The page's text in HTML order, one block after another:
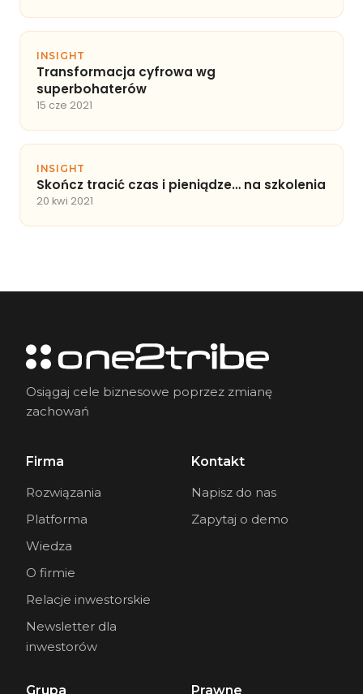
INSIGHT
Transformacja cyfrowa wg
superbohaterów
15 cze 2021
INSIGHT
Skończ tracić czas i pieniądze… na szkolenia
20 kwi 2021
Osiągaj cele biznesowe poprzez zmianę
zachowań
Firma
Rozwiązania
Platforma
Wiedza
O firmie
Relacje inwestorskie
Newsletter dla
inwestorów
Kontakt
Napisz do nas
Zapytaj o demo
Grupa Prawne